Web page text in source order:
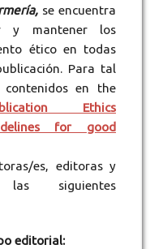
se encuentra
y mantener los
ético en todas
Para tal
en the
Ethics
for good
es, editoras y
las siguientes
editorial: